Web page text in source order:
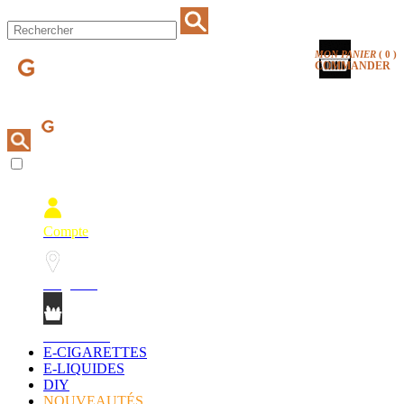
MON PANIER ( 0 )
COMMANDER
Compte
E-CIGARETTES
E-LIQUIDES
DIY
NOUVEAUTÉS